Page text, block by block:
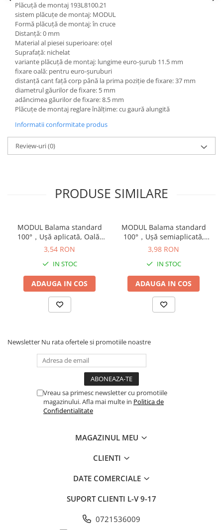
Plăcuţă de montaj 193L8100.21
sistem plăcuţe de montaj: MODUL
Formă plăcuţă de montaj: în cruce
Distanţă: 0 mm
Material al piesei superioare: oţel
Suprafaţă: nichelat
variante plăcuţă de montaj: lungime euro-şurub 11.5 mm
fixare oală: pentru euro-şuruburi
distanţă cant faţă corp până la prima poziţie de fixare: 37 mm
diametrul găurilor de fixare: 5 mm
adâncimea găurilor de fixare: 8.5 mm
Plăcuţe de montaj reglare înălţime: cu gaură alungită
Informatii conformitate produs
Review-uri(0)
PRODUSE SIMILARE
MODUL Balama standard
100°，Uşă aplicată, Oală:
presare, finisaj nichelat
3,54 RON
IN STOC
ADAUGA IN COS
MODUL Balama standard
100°，Uşă semiaplicată,
Oală: şuruburi, finisaj
3,98 RON
IN STOC
ADAUGA IN COS
Newsletter Nu rata ofertele si promotiile noastre
Vreau sa primesc newsletter cu promotiile
magazinului. Afla mai multe in Politica de
Confidentialitate
MAGAZINUL MEU
CLIENTI
DATE COMERCIALE
SUPORT CLIENTI L-V 9-17
0721536009